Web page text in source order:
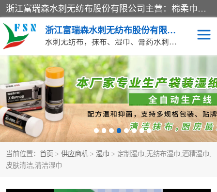
浙江富瑞森水刺无纺布股份有限公司主营：棉柔巾水刺无纺布、水刺布、水刺无纺布、膏药水刺无纺布、清洁抹布、湿巾、针刺无纺布、珍珠纹水刺无纺布、无纺布清洁抹布等产品。浙江富瑞森水刺无纺布股份有限公司积倡导由工程师全面负责生产工艺、产品质量检测的管理模式，通过ISO9001质量体系认证。
浙江富瑞森水刺无纺布股份有限公司
水刺无纺布，抹布、湿巾、膏药水刺无纺布、棉柔巾水刺无纺布、水刺布
当前位置： 首页 > 供应商机 > 湿巾 > 定制湿巾,无纺布湿巾,酒精湿巾,
皮肤清洁,清洁湿巾
水刺布 巴布贴水刺布
PVC革基布 无纺布清洁抹布
防护口罩帽子床单 抗菌等功能性产品
多种清洁尘掸 珍珠纹水刺无纺布